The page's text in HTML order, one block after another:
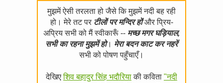
मुझमें ऐसी तरलता हो जैसे कि मुझमें नदी बह रही
हो। मेरे तट पर टीलों पर मन्दिर होंऔर प्रिय-
अप्रिय सभी को मैं स्वीकारूँ -- मच्छ मगर घड़ियाल,
सभी का रहना मुझमें हो। मेरा बदन काट कर नहरें
सभी को पोषण पहुँचाएँ।
देखिएशिव बहादुर सिंह भदौरियाकी कविता "नदी